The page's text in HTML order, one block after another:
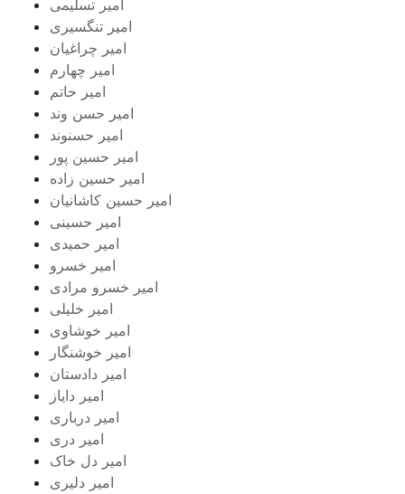
امیر تسلیمی
امیر تنگسیری
امیر چراغیان
امیر چهارم
امیر حاتم
امیر حسن وند
امیر حسنوند
امیر حسین پور
امیر حسین زاده
امیر حسین کاشانیان
امیر حسینی
امیر حمیدی
امیر خسرو
امیر خسرو مرادی
امیر خلیلی
امیر خوشاوی
امیر خوشنگار
امیر دادستان
امیر دایاز
امیر درباری
امیر دری
امیر دل خاک
امیر دلیری